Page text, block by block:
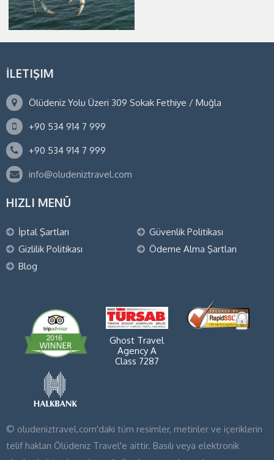
İLETIŞIM
Ölüdeniz Yolu Üzeri 309 Sokak Fethiye / Muğla
+90 534 914 7 999
+90 534 914 7 999
info@oludeniztravel.com
HIZLI MENÜ
İptal Şartları
Güvenlik Politikası
Gizlilik Politikası
Ödeme Alma Şartları
Blog
Ghost Travel
Agency A
Class 7287
© oludeniztravel.com'daki tüm resimler, metinler ve içeriklerin
telif hakları Ölüdeniz Travel'e aittir. Basılı veya elektronik